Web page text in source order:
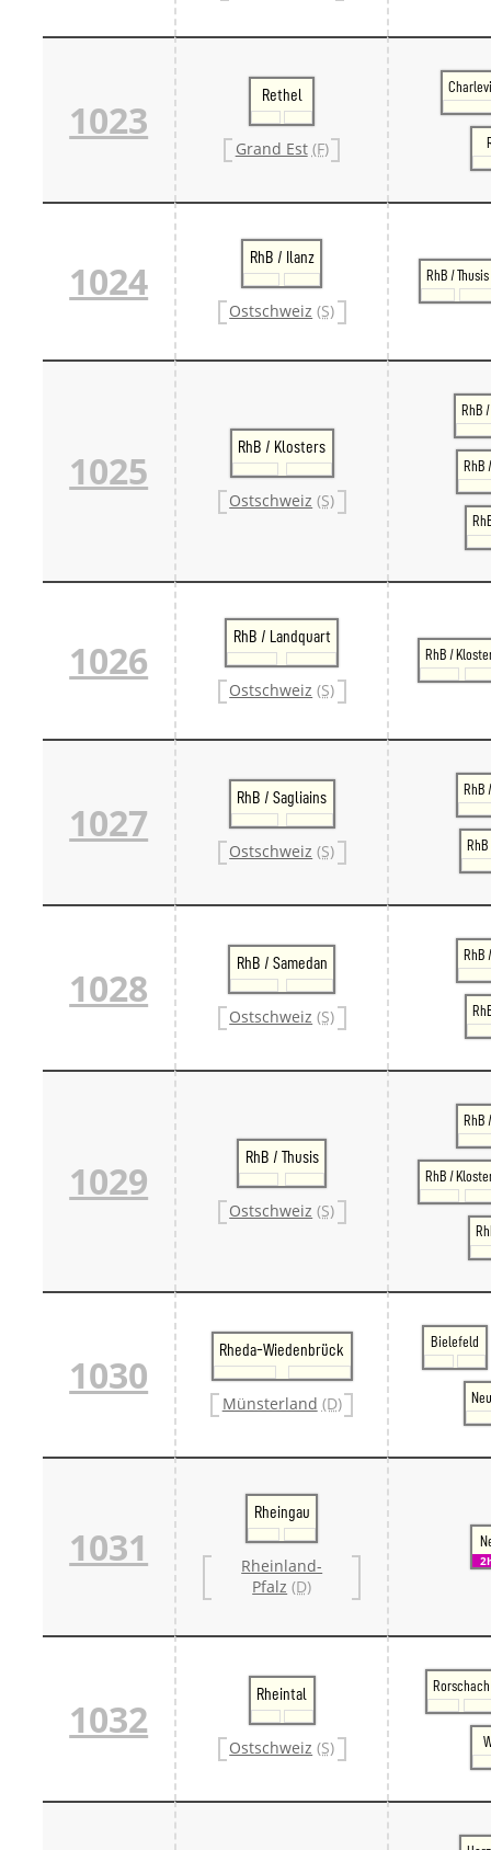
1023
Rethel
Grand Est (F)
1024
RhB / Ilanz
Ostschweiz (S)
RhB / Thusis
1025
RhB / Klosters
Ostschweiz (S)
RhB
RhB
1026
RhB / Landquart
Ostschweiz (S)
RhB /
1027
RhB / Sagliains
Ostschweiz (S)
RhB
1028
RhB / Samedan
Ostschweiz (S)
RhB
1029
RhB / Thusis
Ostschweiz (S)
RhB
RhB /
1030
Rheda-Wiedenbrück
Münsterland (D)
Bielefeld
1031
Rheingau
Rheinland-
Pfalz (D)
1032
Rheintal
Ostschweiz (S)
Rorschach